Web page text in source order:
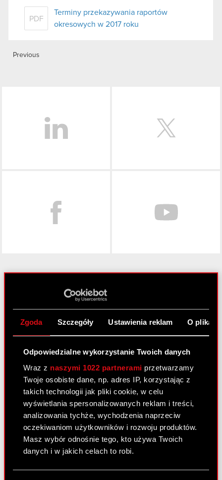
Zgoda Szczegóły Ustawienia reklam O
Odpowiedzialne wykorzystanie Twoich danych
Wraz z naszymi 1022 partnerami przetwarzamy
Twoje osobiste dane, np. adres IP, korzystając z
takich technologii jak pliki cookie, w celu
wyświetlania spersonalizowanych reklam i treści,
analizowania tychże, wychodzenia naprzeciw
oczekiwaniom użytkowników i rozwoju produktów.
Masz wybór odnośnie tego, kto używa Twoich
danych i w jakich celach to robi.
PDF
Terminy przekazywania raportów
okresowych w 2017 roku
Previous
O CD PROJEKT
Nasz biznes
Inwestorzy
Zrównoważony rozwój
Media
Kariera
Kontakt
Szukaj
Produkty